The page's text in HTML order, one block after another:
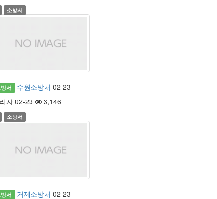
소방서
서 수원소방서 02-23
자 02-23
3,146
소방서
서 거제소방서 02-23